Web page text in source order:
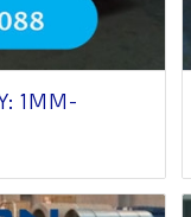
1MM-